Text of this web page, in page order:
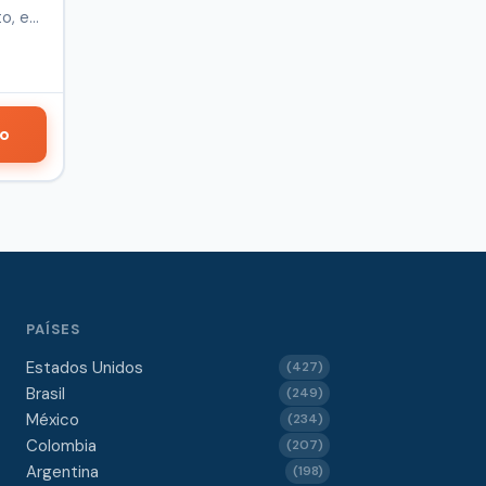
en
PAÍSES
Estados Unidos (427)
Brasil (249)
México (234)
Colombia (207)
Argentina (198)